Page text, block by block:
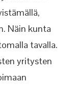
Näin kunta
tavalla.
yritysten